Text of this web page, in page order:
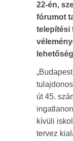
22-én,
fórumot
telepítési
út 45.
kívüli
tervez